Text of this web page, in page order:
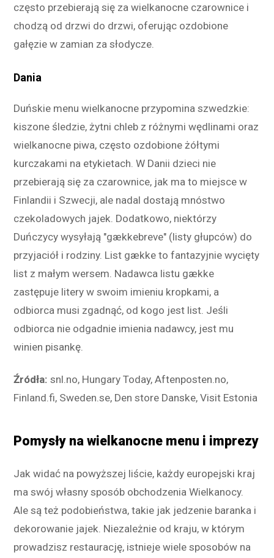
często przebierają się za wielkanocne czarownice i
chodzą od drzwi do drzwi, oferując ozdobione
gałęzie w zamian za słodycze.
Dania
Duńskie menu wielkanocne przypomina szwedzkie:
kiszone śledzie, żytni chleb z różnymi wędlinami oraz
wielkanocne piwa, często ozdobione żółtymi
kurczakami na etykietach. W Danii dzieci nie
przebierają się za czarownice, jak ma to miejsce w
Finlandii i Szwecji, ale nadal dostają mnóstwo
czekoladowych jajek. Dodatkowo, niektórzy
Duńczycy wysyłają "gækkebreve" (listy głupców) do
przyjaciół i rodziny. List gække to fantazyjnie wycięty
list z małym wersem. Nadawca listu gække
zastępuje litery w swoim imieniu kropkami, a
odbiorca musi zgadnąć, od kogo jest list. Jeśli
odbiorca nie odgadnie imienia nadawcy, jest mu
winien pisankę.
Źródła:snl.no, Hungary Today, Aftenposten.no,
Finland.fi, Sweden.se, Den store Danske, Visit Estonia
Pomysły na wielkanocne menu i imprezy
Jak widać na powyższej liście, każdy europejski kraj
ma swój własny sposób obchodzenia Wielkanocy.
Ale są też podobieństwa, takie jak jedzenie baranka i
dekorowanie jajek. Niezależnie od kraju, w którym
prowadzisz restaurację, istnieje wiele sposobów na